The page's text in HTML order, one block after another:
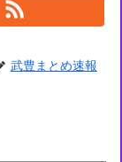
武豊まとめ速報